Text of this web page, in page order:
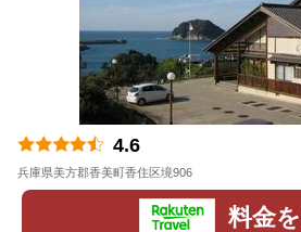
4.6
兵庫県美方郡香美町香住区境906
料金